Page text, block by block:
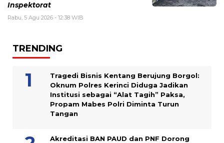
Inspektorat
Rabu, 5 Agu 2026 - 12:38 WIB
TRENDING
Tragedi Bisnis Kentang Berujung Borgol:
Oknum Polres Kerinci Diduga Jadikan
Institusi sebagai “Alat Tagih” Paksa,
Propam Mabes Polri Diminta Turun
Tangan
Akreditasi BAN PAUD dan PNF Dorong